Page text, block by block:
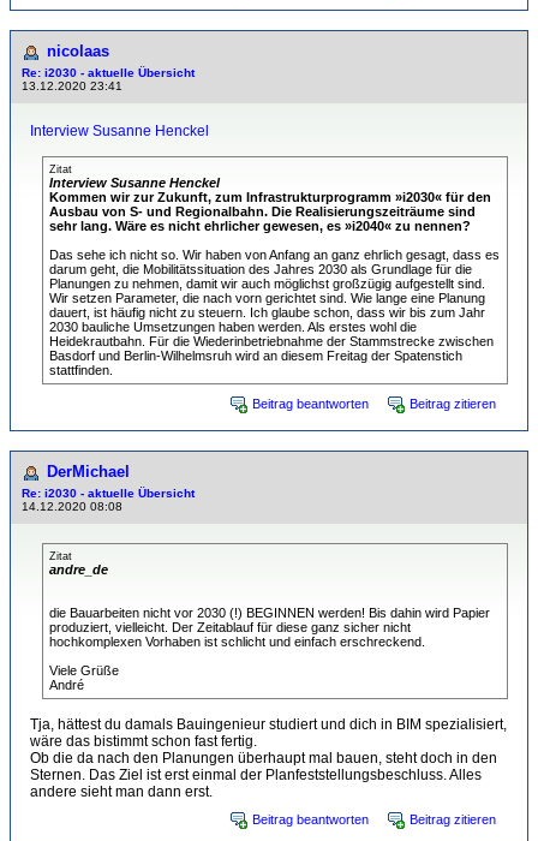
nicolaas
Re: i2030 - aktuelle Übersicht
13.12.2020 23:41
Interview Susanne Henckel
Zitat
Interview Susanne Henckel
Kommen wir zur Zukunft, zum Infrastrukturprogramm »i2030« für den
Ausbau von S- und Regionalbahn. Die Realisierungszeiträume sind
sehr lang. Wäre es nicht ehrlicher gewesen, es »i2040« zu nennen?
Das sehe ich nicht so. Wir haben von Anfang an ganz ehrlich gesagt, dass es
darum geht, die Mobilitätssituation des Jahres 2030 als Grundlage für die
Planungen zu nehmen, damit wir auch möglichst großzügig aufgestellt sind.
Wir setzen Parameter, die nach vorn gerichtet sind. Wie lange eine Planung
dauert, ist häufig nicht zu steuern. Ich glaube schon, dass wir bis zum Jahr
2030 bauliche Umsetzungen haben werden. Als erstes wohl die
Heidekrautbahn. Für die Wiederinbetriebnahme der Stammstrecke zwischen
Basdorf und Berlin-Wilhelmsruh wird an diesem Freitag der Spatenstich
stattfinden.
Beitrag beantworten Beitrag zitieren
DerMichael
Re: i2030 - aktuelle Übersicht
14.12.2020 08:08
Zitat
andre_de
die Bauarbeiten nicht vor 2030 (!) BEGINNEN werden! Bis dahin wird Papier
produziert, vielleicht. Der Zeitablauf für diese ganz sicher nicht
hochkomplexen Vorhaben ist schlicht und einfach erschreckend.
Viele Grüße
André
Tja, hättest du damals Bauingenieur studiert und dich in BIM spezialisiert,
wäre das bistimmt schon fast fertig.
Ob die da nach den Planungen überhaupt mal bauen, steht doch in den
Sternen. Das Ziel ist erst einmal der Planfeststellungsbeschluss. Alles
andere sieht man dann erst.
Beitrag beantworten Beitrag zitieren